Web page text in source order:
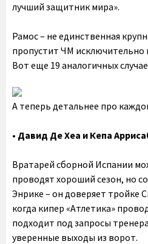
лучший защитник мира».
Рамос – не единственная
пропустит ЧМ исключительно
Вот еще 19 аналогичных
А теперь детальнее про
•‎ Давид Де Хеа и Кепа
Вратарей сборной Испании
проводят хороший сезон, но
Энрике – он доверяет тройке
когда кипер «Атлетика»
подходит под запросы
уверенные выходы из ворот.